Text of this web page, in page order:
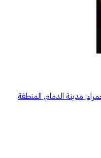
مدينة الدمام, المنطقة